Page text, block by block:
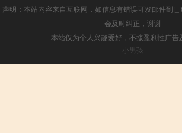
声明：本站内容来自互联网，如信息有错误可发邮件到
会及时纠正，谢谢
本站仅为个人兴趣爱好，不接盈利性广告
小男孩